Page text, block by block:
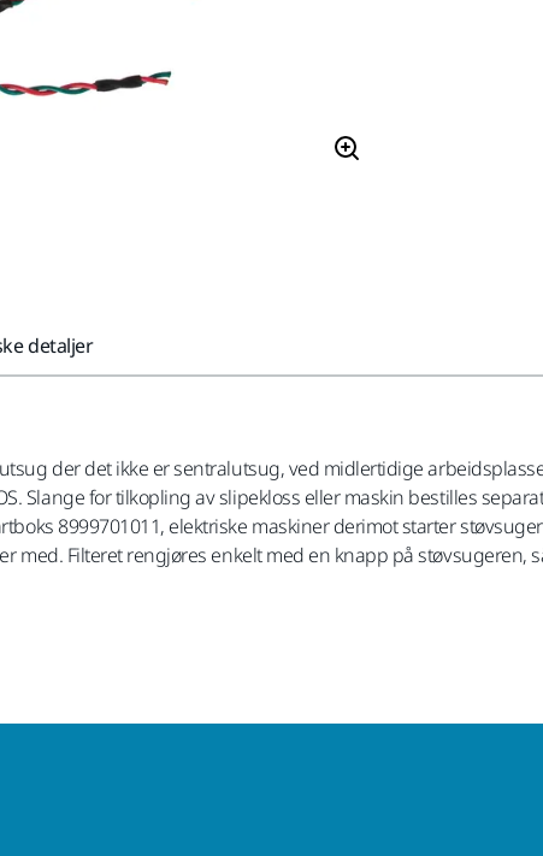
detaljer
der det ikke er sentralutsug, ved midlertidige
Slange for tilkopling av slipekloss eller maskin bestilles
8999701011, elektriske maskiner derimot starter
med. Filteret rengjøres enkelt med en knapp på støvsugeren,